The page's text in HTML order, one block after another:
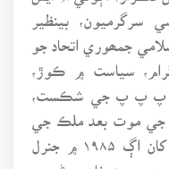
سرگرميون، بينظير
جمھوري اتحاد جو
سياست ۾ ڪوڙ،
۾ پ پ پ جي شڪست،
جي موت بعد ملڪ جي
صورتحال ۾ آيل تبديليون، انھيءَ کان اڳ ۱۹۸۵ ۾ جنرل
محمد خان جوڻيجي